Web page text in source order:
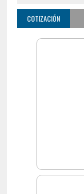
COTIZACIÓN